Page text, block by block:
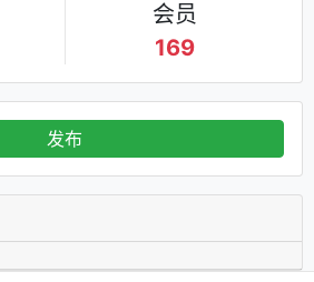
会员
169
发布